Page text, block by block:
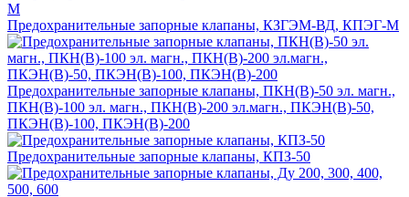
Предохранительные запорные клапаны, КЗГЭМ-ВД, КПЭГ-М
Предохранительные запорные клапаны, ПКН(В)-50 эл. магн.,
ПКН(В)-100 эл. магн., ПКН(В)-200 эл.магн., ПКЭН(В)-50,
ПКЭН(В)-100, ПКЭН(В)-200
Предохранительные запорные клапаны, КПЗ-50